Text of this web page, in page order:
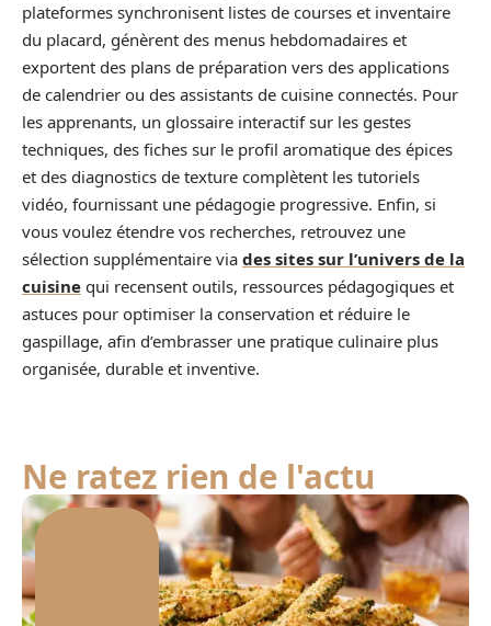
plateformes synchronisent listes de courses et inventaire
du placard, génèrent des menus hebdomadaires et
exportent des plans de préparation vers des applications
de calendrier ou des assistants de cuisine connectés. Pour
les apprenants, un glossaire interactif sur les gestes
techniques, des fiches sur le profil aromatique des épices
et des diagnostics de texture complètent les tutoriels
vidéo, fournissant une pédagogie progressive. Enfin, si
vous voulez étendre vos recherches, retrouvez une
sélection supplémentaire via des sites sur l’univers de la
cuisine qui recensent outils, ressources pédagogiques et
astuces pour optimiser la conservation et réduire le
gaspillage, afin d’embrasser une pratique culinaire plus
organisée, durable et inventive.
Ne ratez rien de l'actu